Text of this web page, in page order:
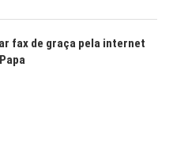
fax de graça pela internet